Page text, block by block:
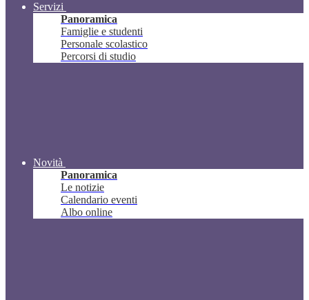
Servizi
Panoramica
Famiglie e studenti
Personale scolastico
Percorsi di studio
Novità
Panoramica
Le notizie
Calendario eventi
Albo online